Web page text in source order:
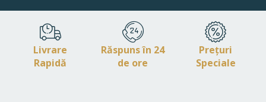
Livrare
Rapidă
Răspuns în 24
de ore
Prețuri
Speciale